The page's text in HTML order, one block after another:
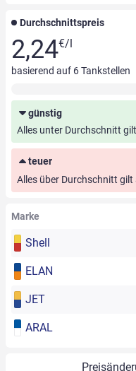
Durchschnittspreis
2,24€/l
basierend auf 6Tankstellen
günstig
Alles unter Durchschnitt
teuer
Alles über Durchschnitt gilt
Marke
Shell
ELAN
JET
ARAL